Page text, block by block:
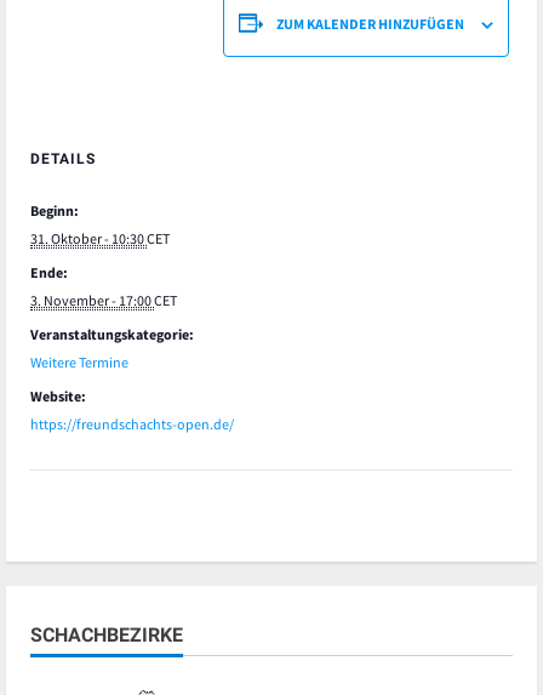
ZUM KALENDER HINZUFÜGEN
DETAILS
Beginn:
31. Oktober - 10:30CET
Ende:
3. November - 17:00CET
Veranstaltungskategorie:
Weitere Termine
Website:
https://freundschachts-open.de/
SCHACHBEZIRKE